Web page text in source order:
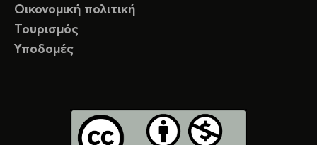
Οικονομική πολιτική
Τουρισμός
Υποδομές